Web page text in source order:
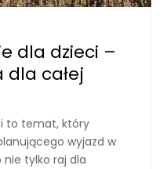
dla dzieci –
dla całej
to temat, który
wyjazd w
tylko raj dla